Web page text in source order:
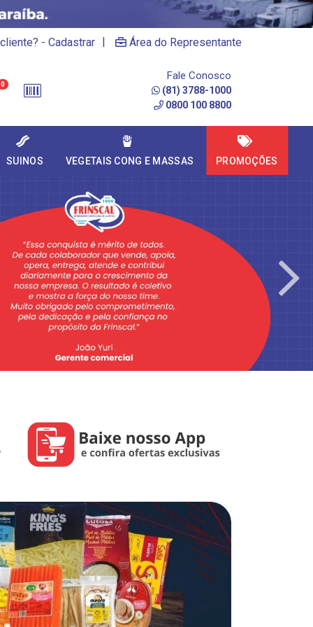
- Cadastrar | Área do Representante
0
Fale Conosco
(81) 3788-1000
0800 100 8800
SUINOS VEGETAIS CONG E MASSAS PROMOÇÕES